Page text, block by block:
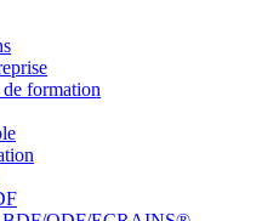
formation